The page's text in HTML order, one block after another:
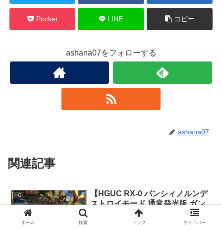
Pocket LINE コピー
ashana07をフォローする
ashana07
関連記事
HG
【HGUC RX-0 バンシィノルンデ
ストロイモード 通常発光版 ガン
プラ製作記 <5>】アームドアーマ
ホーム 検索 トップ サイドバー